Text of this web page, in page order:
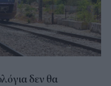
δεν θα